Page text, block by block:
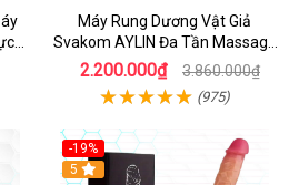
Máy Rung Dương Vật Giả
Svakom AYLIN Đa Tần Massage
Sướng
2.200.000₫ 3.860.000₫
(975)
-19%
Hot
5